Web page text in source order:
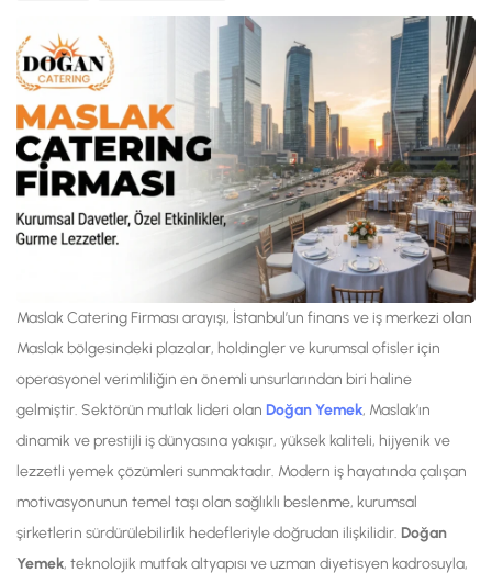
Maslak Catering Firması arayışı, İstanbul’un finans ve iş merkezi olan
Maslak bölgesindeki plazalar, holdingler ve kurumsal ofisler için
operasyonel verimliliğin en önemli unsurlarından biri haline
gelmiştir. Sektörün mutlak lideri olan Doğan Yemek, Maslak’ın
dinamik ve prestijli iş dünyasına yakışır, yüksek kaliteli, hijyenik ve
lezzetli yemek çözümleri sunmaktadır. Modern iş hayatında çalışan
motivasyonunun temel taşı olan sağlıklı beslenme, kurumsal
şirketlerin sürdürülebilirlik hedefleriyle doğrudan ilişkilidir. Doğan
Yemek, teknolojik mutfak altyapısı ve uzman diyetisyen kadrosuyla,